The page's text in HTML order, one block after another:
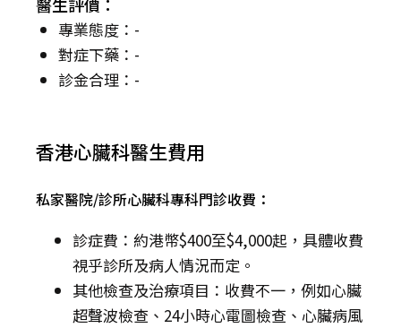
專業態度：-
對症下藥：-
診金合理：-
香港心臟科醫生費用
私家醫院/診所心臟科專科門診收費：
診症費：約港幣$400至$4,000起，具體收費
視乎診所及病人情況而定。
其他檢查及治療項目：收費不一，例如心臟
超聲波檢查、24小時心電圖檢查、心臟病風